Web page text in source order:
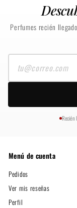
Perfumes recién
correo
Recién
Menú de cuenta
Pedidos
Ver mis reseñas
Perfil